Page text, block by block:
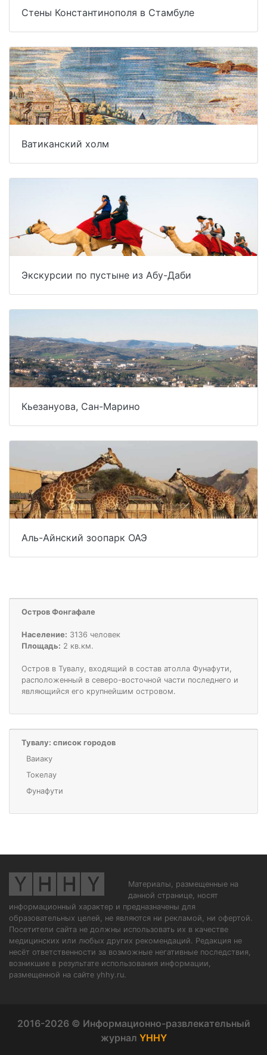
Стены Константинополя в Стамбуле
Ватиканский холм
Экскурсии по пустыне из Абу-Даби
Кьезануова, Сан-Марино
Аль-Айнский зоопарк ОАЭ
Остров Фонгафале
Население: 3136 человек
Площадь: 2 кв.км.
Остров в Тувалу, входящий в состав атолла Фунафути,
расположенный в северо-восточной части последнего и
являющийся его крупнейшим островом.
Тувалу: список городов
Ваиаку
Токелау
Фунафути
Материалы, размещенные на
данной странице, носят
информационный характер и предназначены для
образовательных целей, не являются ни рекламой, ни офертой.
Посетители сайта не должны использовать их в качестве
медицинских или любых других рекомендаций. Редакция не
несёт ответственности за возможные негативные последствия,
возникшие в результате использования информации,
размещенной на сайте yhhy.ru.
2016-2026 © Информационно-развлекательный
журнал YHHY